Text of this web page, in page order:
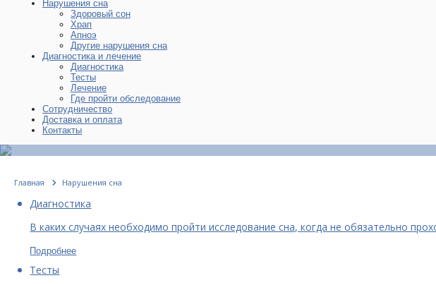
Нарушения сна
Здоровый сон
Храп
Апноэ
Другие нарушения сна
Диагностика и лечение
Диагностика
Тесты
Лечение
Где пройти обследование
Сотрудничество
Доставка и оплата
Контакты
Нарушения сна
Главная Нарушения сна
Диагностика
В каких случаях необходимо пройти исследование сна, когда не обязательно
Подробнее
Тесты